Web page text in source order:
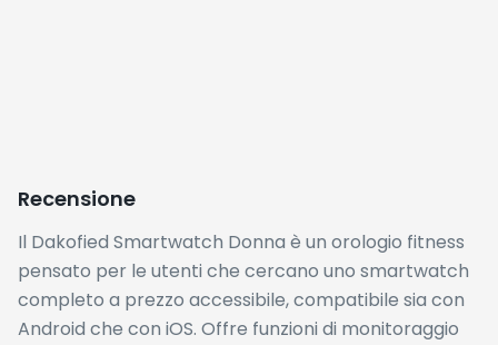
Compatibilità con Android e iOS
PRO
✓Prezzo eccezionalmente competitivo al minimo
storico: €28,49 per un orologio con chiamate